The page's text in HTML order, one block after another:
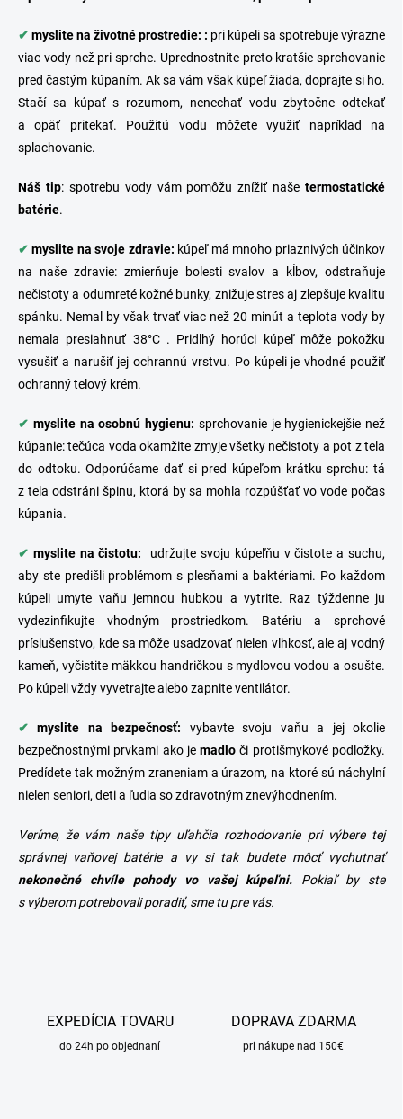
✔ myslite na životné prostredie: : pri kúpeli sa spotrebuje výrazne
viac vody než pri sprche. Uprednostnite preto kratšie sprchovanie
pred častým kúpaním. Ak sa vám však kúpeľ žiada, doprajte si ho.
Stačí sa kúpať s rozumom, nenechať vodu zbytočne odtekať
a opäť pritekať. Použitú vodu môžete využiť napríklad na
splachovanie.
Náš tip: spotrebu vody vám pomôžu znížiť naše termostatické
batérie.
✔ myslite na svoje zdravie: kúpeľ má mnoho priaznivých účinkov
na naše zdravie: zmierňuje bolesti svalov a kĺbov, odstraňuje
nečistoty a odumreté kožné bunky, znižuje stres aj zlepšuje kvalitu
spánku. Nemal by však trvať viac než 20 minút a teplota vody by
nemala presiahnuť 38°C . Pridlhý horúci kúpeľ môže pokožku
vysušiť a narušiť jej ochrannú vrstvu. Po kúpeli je vhodné použiť
ochranný telový krém.
✔ myslite na osobnú hygienu: sprchovanie je hygienickejšie než
kúpanie: tečúca voda okamžite zmyje všetky nečistoty a pot z tela
do odtoku. Odporúčame dať si pred kúpeľom krátku sprchu: tá
z tela odstráni špinu, ktorá by sa mohla rozpúšťať vo vode počas
kúpania.
✔ myslite na čistotu: udržujte svoju kúpeľňu v čistote a suchu,
aby ste predišli problémom s plesňami a baktériami. Po každom
kúpeli umyte vaňu jemnou hubkou a vytrite. Raz týždenne ju
vydezinfikujte vhodným prostriedkom. Batériu a sprchové
príslušenstvo, kde sa môže usadzovať nielen vlhkosť, ale aj vodný
kameň, vyčistite mäkkou handričkou s mydlovou vodou a osušte.
Po kúpeli vždy vyvetrajte alebo zapnite ventilátor.
✔ myslite na bezpečnosť: vybavte svoju vaňu a jej okolie
bezpečnostnými prvkami ako jemadlo či protišmykové podložky.
Predídete tak možným zraneniam a úrazom, na ktoré sú náchylní
nielen seniori, deti a ľudia so zdravotným znevýhodnením.
Veríme, že vám naše tipy uľahčia rozhodovanie pri výbere tej
správnej vaňovej batériea vy si tak budete môcť vychutnať
nekonečné chvíle pohody vo vašej kúpeľni. Pokiaľ by ste
s výberom potrebovali poradiť, sme tu pre vás.
EXPEDÍCIA TOVARU
do 24h po objednaní
DOPRAVA ZDARMA
pri nákupe nad 150€